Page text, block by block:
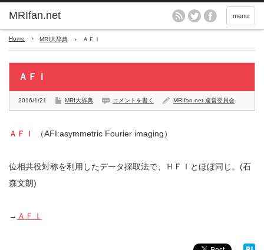
MRIfan.net menu
Home MRI大辞典 ＡＦＩ
ＡＦＩ
2016/1/21 MRI大辞典 コメントを書く MRIfan.net 運営委員会
ＡＦＩ （AFI:asymmetric Fourier imaging）
位相共役対称を利用したデータ採取法で、ＨＦＩとほぼ同じ。(石
森文朗)
→ ＡＦＩ